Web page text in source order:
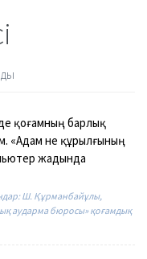
қоғамның барлық
«Адам не құрылғының
жадында
Ш. Құрманбайұлы,
аударма бюросы» қоғамдық